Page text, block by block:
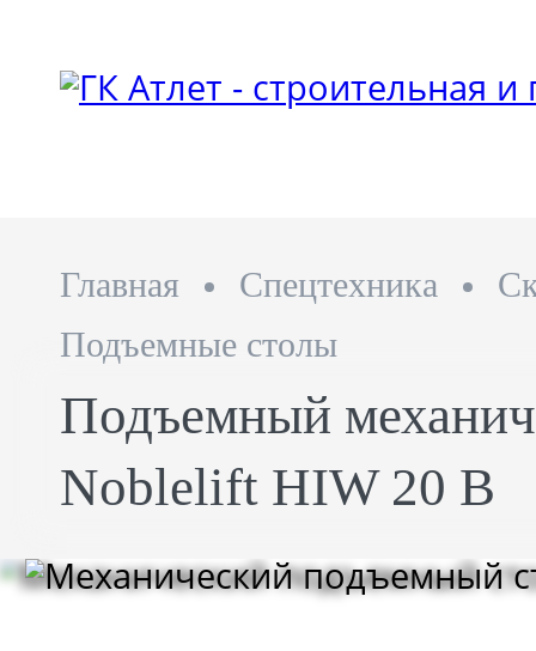
Главная Спецтехника
Подъемные столы
Подъемный
Noblelift HIW 20 B